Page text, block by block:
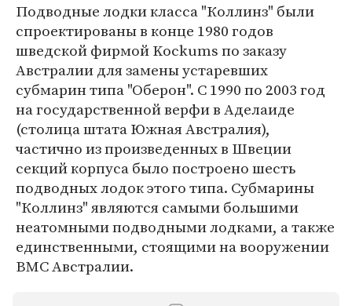
Подводные лодки класса "Коллинз" были
спроектированы в конце 1980 годов
шведской фирмой Kockums по заказу
Австралии для замены устаревших
субмарин типа "Оберон". С 1990 по 2003 год
на государственной верфи в Аделаиде
(столица штата Южная Австралия),
частично из произведенных в Швеции
секций корпуса было построено шесть
подводных лодок этого типа. Субмарины
"Коллинз" являются самыми большими
неатомными подводными лодками, а также
единственными, стоящими на вооружении
ВМС Австралии.